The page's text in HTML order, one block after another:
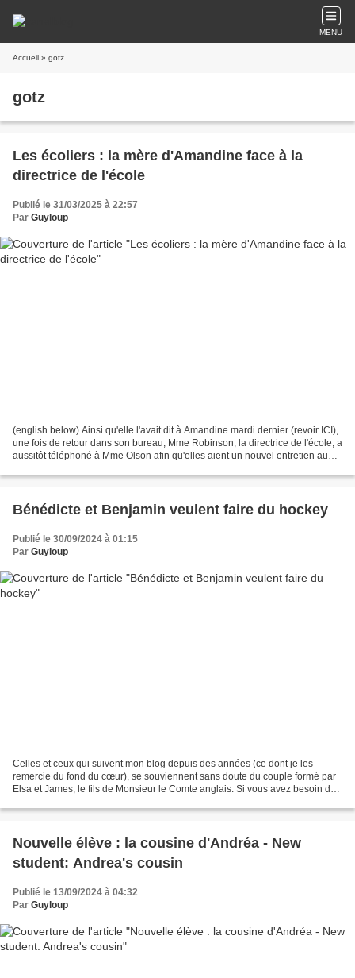
MENU
Accueil » gotz
gotz
Les écoliers : la mère d'Amandine face à la
directrice de l'école
Publié le 31/03/2025 à 22:57
Par Guyloup
(english below) Ainsi qu'elle l'avait dit à Amandine mardi dernier (revoir ICI),
une fois de retour dans son bureau, Mme Robinson, la directrice de l'école, a
aussitôt téléphoné à Mme Olson afin qu'elles aient un nouvel entretien au
Bénédicte et Benjamin veulent faire du hockey
Publié le 30/09/2024 à 01:15
Par Guyloup
Celles et ceux qui suivent mon blog depuis des années (ce dont je les
remercie du fond du cœur), se souviennent sans doute du couple formé par
Elsa et James, le fils de Monsieur le Comte anglais. Si vous avez besoin de
Nouvelle élève : la cousine d'Andréa - New
student: Andrea's cousin
Publié le 13/09/2024 à 04:32
Par Guyloup